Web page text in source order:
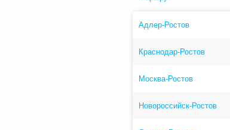
Адлер-Ростов
Краснодар-Ростов
Москва-Ростов
Новороссийск-Ростов